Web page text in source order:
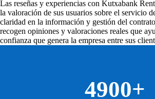
Las reseñas y experiencias con Kutxabank
la valoración de sus usuarios sobre el servicio
claridad en la información y gestión del
recogen opiniones y valoraciones reales que
confianza que genera la empresa entre sus
4900+